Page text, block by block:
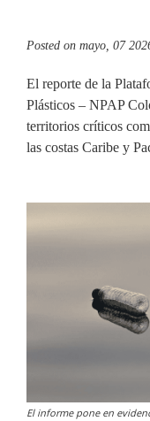
Posted on mayo, 07
El reporte de la
Plásticos – NPAP
territorios críticos
las costas Caribe y
El informe pone en